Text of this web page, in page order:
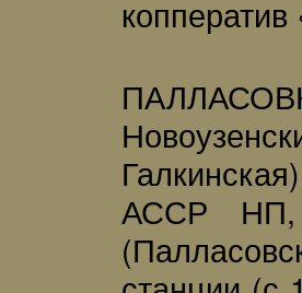
копператив
АССР НП,